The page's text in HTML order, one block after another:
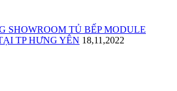
SHOWROOM TỦ BẾP MODULE
TP HƯNG YÊN 18,11,2022